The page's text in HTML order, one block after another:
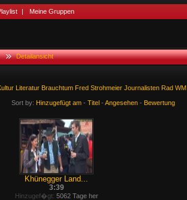
| Meine Gruppen
Detailansicht
Literatur Brauchtum Fred Strohmeier Journalisten Rad WM
Sort by: Hinzugefügt am - Titel - Angesehen - Bewertung
Khünegger Land...
3:39
Hinzugef�gt: 5062 Tage her